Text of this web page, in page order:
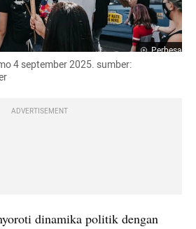
Perbesar
4 september 2025. sumber:
ADVERTISEMENT
dinamika politik dengan